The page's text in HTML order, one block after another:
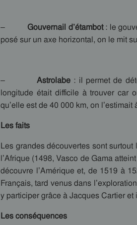
–Gouvernail d’étambot: le
posé sur un axe horizontal, on le mit
– Astrolabe: il permet de
longitude était difficile à trouver car
qu’elle est de 40 000 km, on l’estimait
Les faits
Les grandes découvertes sont
l’Afrique (1498, Vasco de Gama
découvre l’Amérique et, de 1519 à
Français, tard venus dans
y participer grâce à Jacques Cartier
Les conséquences